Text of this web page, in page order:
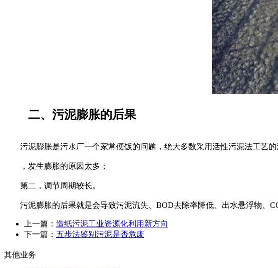
二、污泥膨胀的后果
污泥膨胀是污水厂一个家常便饭的问题，绝大多数采用活性污泥法工艺的
，发生膨胀的原因太多；
第二，调节周期较长。
污泥膨胀的后果就是会导致污泥流失、BOD去除率降低、出水悬浮物、
上一篇： 造纸污泥工业资源化利用新方向
下一篇： 五步法鉴别污泥是否危废
其他业务